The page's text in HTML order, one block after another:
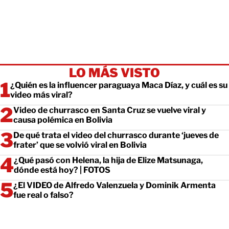
LO MÁS VISTO
¿Quién es la influencer paraguaya Maca Díaz, y cuál es su
video más viral?
Video de churrasco en Santa Cruz se vuelve viral y
causa polémica en Bolivia
De qué trata el video del churrasco durante ‘jueves de
frater’ que se volvió viral en Bolivia
¿Qué pasó con Helena, la hija de Elize Matsunaga,
dónde está hoy? | FOTOS
¿El VIDEO de Alfredo Valenzuela y Dominik Armenta
fue real o falso?